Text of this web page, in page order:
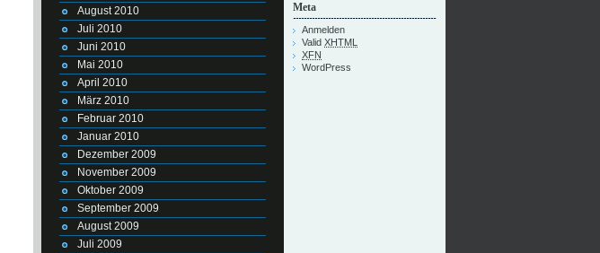
August 2010
Juli 2010
Juni 2010
Mai 2010
April 2010
März 2010
Februar 2010
Januar 2010
Dezember 2009
November 2009
Oktober 2009
September 2009
August 2009
Juli 2009
Meta
Anmelden
Valid XHTML
XFN
WordPress